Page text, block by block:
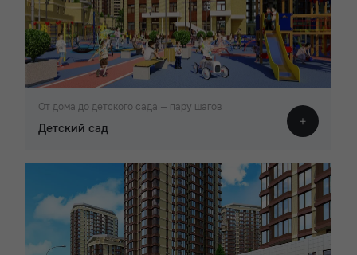
От дома до детского сада — пару шагов
Детский сад